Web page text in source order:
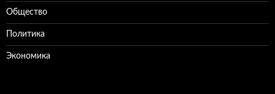
Общество
Политика
Экономика